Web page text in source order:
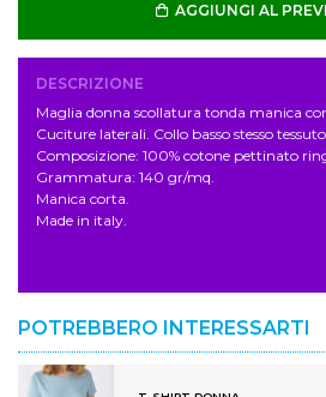
AGGIUNGI AL
DESCRIZIONE
Maglia donna scollatura tonda manica
Cuciture laterali. Collo basso stesso
Composizione: 100% cotone pettinato
Grammatura: 140 gr/mq.
Manica corta.
Made in italy.
POTREBBERO INTERESSARTI